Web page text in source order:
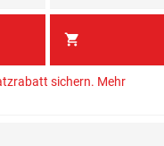
shopping_cart
sichern. Mehr